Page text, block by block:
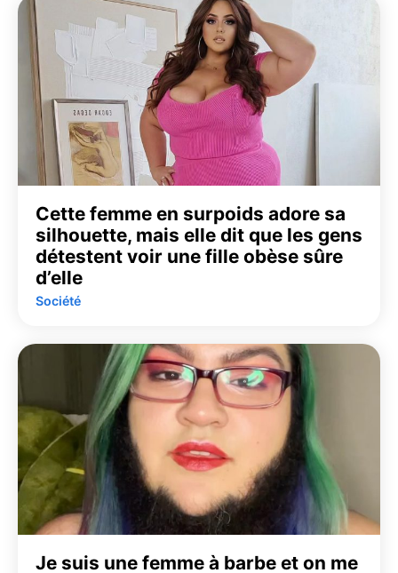
Cette femme en surpoids adore sa
silhouette, mais elle dit que les gens
détestent voir une fille obèse sûre
d’elle
Société
Je suis une femme à barbe et on me